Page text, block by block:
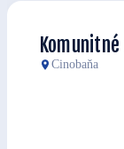
Cinobaňa